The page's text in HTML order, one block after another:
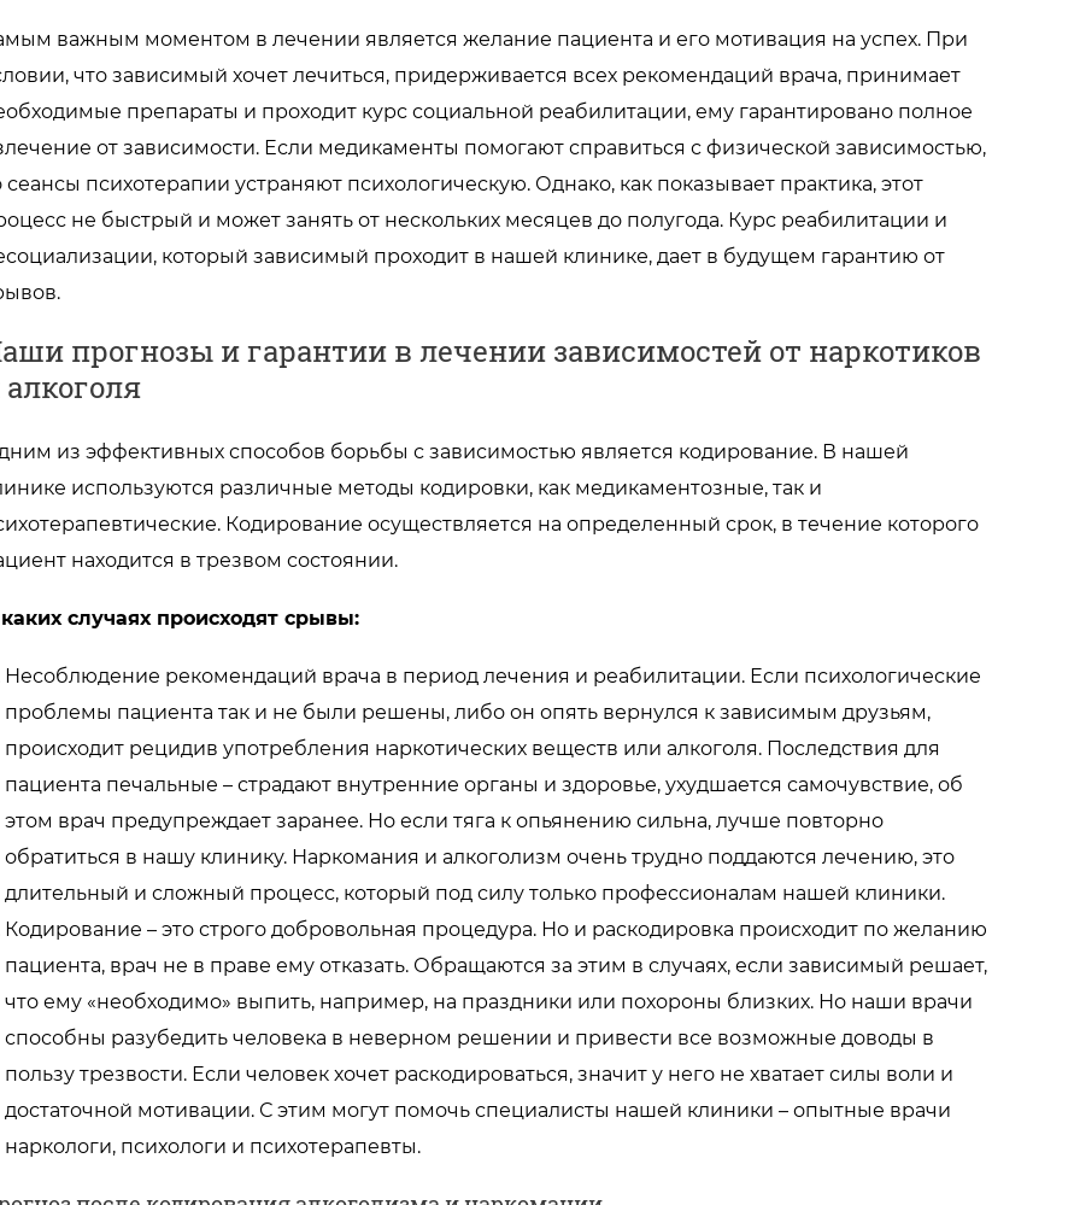
важным моментом в лечении является желание пациента и его мотивация на успех. При
что зависимый хочет лечиться, придерживается всех рекомендаций врача, принимает
препараты и проходит курс социальной реабилитации, ему гарантировано полное
от зависимости. Если медикаменты помогают справиться с физической зависимостью,
сеансы психотерапии устраняют психологическую. Однако, как показывает практика, этот
не быстрый и может занять от нескольких месяцев до полугода. Курс реабилитации и
который зависимый проходит в нашей клинике, дает в будущем гарантию от
прогнозы и гарантии в лечении зависимостей от наркотиков
из эффективных способов борьбы с зависимостью является кодирование. В нашей
используются различные методы кодировки, как медикаментозные, так и
Кодирование осуществляется на определенный срок, в течение которого
находится в трезвом состоянии.
случаях происходят срывы:
Несоблюдение рекомендаций врача в период лечения и реабилитации. Если психологические
проблемы пациента так и не были решены, либо он опять вернулся к зависимым друзьям,
происходит рецидив употребления наркотических веществ или алкоголя. Последствия для
пациента печальные – страдают внутренние органы и здоровье, ухудшается самочувствие, об
этом врач предупреждает заранее. Но если тяга к опьянению сильна, лучше повторно
обратиться в нашу клинику. Наркомания и алкоголизм очень трудно поддаются лечению, это
длительный и сложный процесс, который под силу только профессионалам нашей клиники.
Кодирование – это строго добровольная процедура. Но и раскодировка происходит по желанию
пациента, врач не в праве ему отказать. Обращаются за этим в случаях, если зависимый решает,
что ему «необходимо» выпить, например, на праздники или похороны близких. Но наши врачи
способны разубедить человека в неверном решении и привести все возможные доводы в
пользу трезвости. Если человек хочет раскодироваться, значит у него не хватает силы воли и
достаточной мотивации. С этим могут помочь специалисты нашей клиники – опытные врачи
наркологи, психологи и психотерапевты.